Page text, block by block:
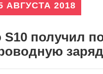
АВГУСТА 2018
S10 получил